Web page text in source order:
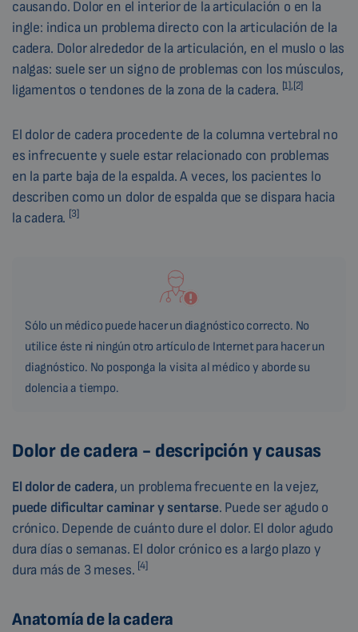
causando. Dolor en el interior de la articulación o en la
ingle: indica un problema directo con la articulación de la
cadera. Dolor alrededor de la articulación, en el muslo o las
nalgas: suele ser un signo de problemas con los músculos,
ligamentos o tendones de la zona de la cadera. [1],[2]
El dolor de cadera procedente de la columna vertebral no
es infrecuente y suele estar relacionado con problemas
en la parte baja de la espalda. A veces, los pacientes lo
describen como un dolor de espalda que se dispara hacia
la cadera. [3]
Sólo un médico puede hacer un diagnóstico correcto. No
utilice éste ni ningún otro artículo de Internet para hacer un
diagnóstico. No posponga la visita al médico y aborde su
dolencia a tiempo.
Dolor de cadera - descripción y causas
El dolor de cadera, un problema frecuente en la vejez,
puede dificultar caminar y sentarse. Puede ser agudo o
crónico. Depende de cuánto dure el dolor. El dolor agudo
dura días o semanas. El dolor crónico es a largo plazo y
dura más de 3 meses. [4]
Anatomía de la cadera